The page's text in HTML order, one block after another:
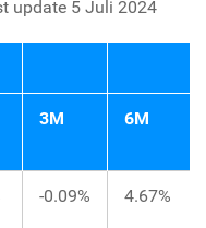
update 5 Juli 2024
3M 6M
-0.09% 4.67%